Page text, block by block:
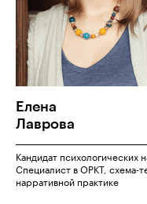
Елена
Лаврова
Кандидат психологических
Специалист в ОРКТ, схема-
нарративной практике